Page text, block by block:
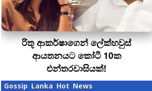
රිතූ ආකර්ෂාගෙන් ලේක්හවුස්
ආයතනයට කෝටී 10ක
එන්තරවාසියක්!
Gossip Lanka Hot News